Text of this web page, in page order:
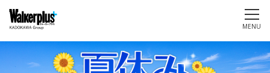
MENU